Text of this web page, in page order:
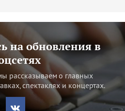
на обновления в
рассказываем о главных
спектаклях и концертах.